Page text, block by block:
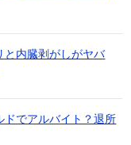
と内臓剥がしがヤバ
ドでアルバイト？退所